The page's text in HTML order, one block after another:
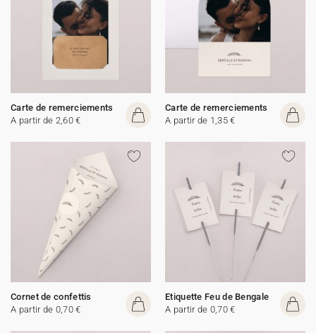
Carte de remerciements
A partir de 2,60 €
Carte de remerciements
A partir de 1,35 €
Cornet de confettis
A partir de 0,70 €
Etiquette Feu de Bengale
A partir de 0,70 €